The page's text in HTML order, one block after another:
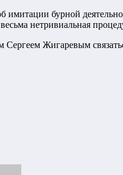
бурной
нетривиальная
Сергеем Жигаревым